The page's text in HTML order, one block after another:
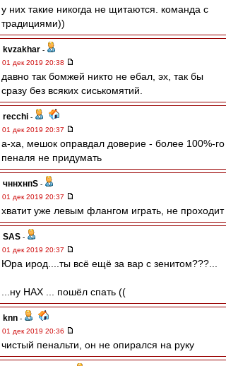
у них такие никогда не щитаются. команда с
традициями))
kvzakhar -
01 дек 2019 20:38
давно так бомжей никто не ебал, эх, так бы
сразу без всяких сиськомятий.
recchi -
01 дек 2019 20:37
а-ха, мешок оправдал доверие - более 100%-го
пеналя не придумать
чннхнпS -
01 дек 2019 20:37
хватит уже левым флангом играть, не проходит
SAS -
01 дек 2019 20:37
Юра ирод....ты всё ещё за вар с зенитом???...
...ну НАХ ... пошёл спать ((
knn -
01 дек 2019 20:36
чистый пенальти, он не опирался на руку